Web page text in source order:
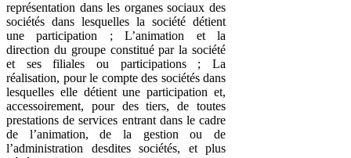
représentation dans les organes sociaux des
sociétés dans lesquelles la société détient
une participation ; L’animation et la
direction du groupe constitué par la société
et ses filiales ou participations ; La
réalisation, pour le compte des sociétés dans
lesquelles elle détient une participation et,
accessoirement, pour des tiers, de toutes
prestations de services entrant dans le cadre
de l’animation, de la gestion ou de
l’administration desdites sociétés, et plus